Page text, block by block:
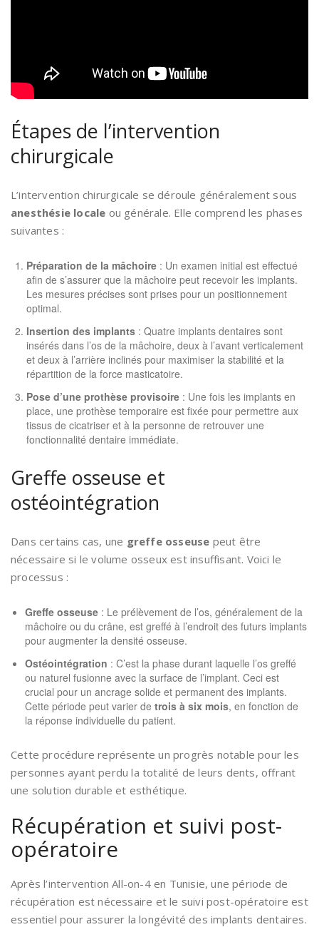
Étapes de l’intervention
chirurgicale
L’intervention chirurgicale se déroule généralement sous
anesthésie locale ou générale. Elle comprend les phases
suivantes :
Préparation de la mâchoire : Un examen initial est effectué
afin de s’assurer que la mâchoire peut recevoir les implants.
Les mesures précises sont prises pour un positionnement
optimal.
Insertion des implants : Quatre implants dentaires sont
insérés dans l’os de la mâchoire, deux à l’avant verticalement
et deux à l’arrière inclinés pour maximiser la stabilité et la
répartition de la force masticatoire.
Pose d’une prothèse provisoire : Une fois les implants en
place, une prothèse temporaire est fixée pour permettre aux
tissus de cicatriser et à la personne de retrouver une
fonctionnalité dentaire immédiate.
Greffe osseuse et
ostéointégration
Dans certains cas, une greffe osseuse peut être
nécessaire si le volume osseux est insuffisant. Voici le
processus :
Greffe osseuse : Le prélèvement de l’os, généralement de la
mâchoire ou du crâne, est greffé à l’endroit des futurs implants
pour augmenter la densité osseuse.
Ostéointégration : C’est la phase durant laquelle l’os greffé
ou naturel fusionne avec la surface de l’implant. Ceci est
crucial pour un ancrage solide et permanent des implants.
Cette période peut varier de trois à six mois, en fonction de
la réponse individuelle du patient.
Cette procédure représente un progrès notable pour les
personnes ayant perdu la totalité de leurs dents, offrant
une solution durable et esthétique.
Récupération et suivi post-
opératoire
Après l’intervention All-on-4 en Tunisie, une période de
récupération est nécessaire et le suivi post-opératoire est
essentiel pour assurer la longévité des implants dentaires.